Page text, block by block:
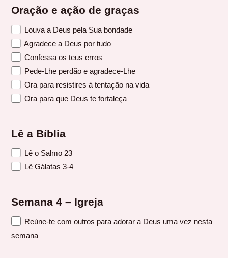
Oração e ação de graças
Louva a Deus pela Sua bondade
Agradece a Deus por tudo
Confessa os teus erros
Pede-Lhe perdão e agradece-Lhe
Ora para resistires à tentação na vida
Ora para que Deus te fortaleça
Lê a Bíblia
Lê o Salmo 23
Lê Gálatas 3-4
Semana 4 – Igreja
Reúne-te com outros para adorar a Deus uma vez nesta
semana